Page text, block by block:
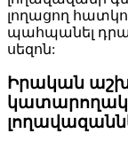
լողացող
պահպանել
սեզոն:
Իրական